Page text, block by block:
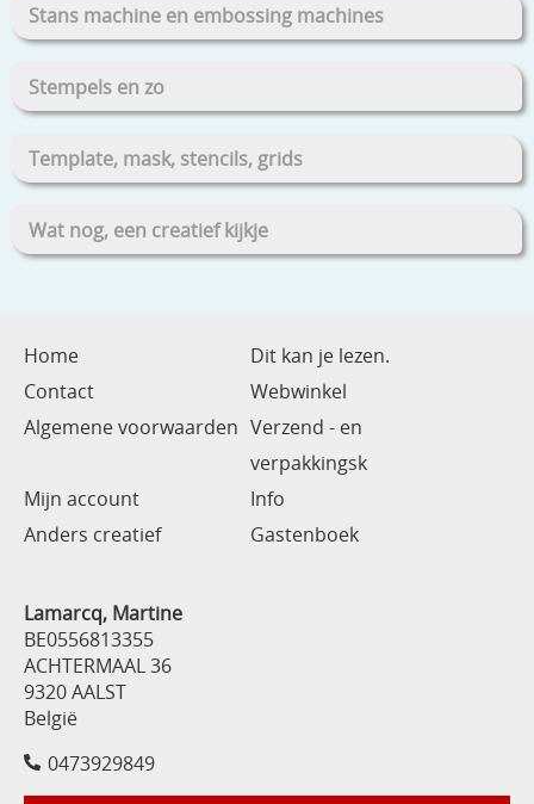
Stans machine en embossing machines
Stempels en zo
Template, mask, stencils, grids
Wat nog, een creatief kijkje
Home
Dit kan je lezen.
Contact
Webwinkel
Algemene voorwaarden Verzend - en
verpakkingsk
Mijn account
Info
Anders creatief
Gastenboek
Lamarcq, Martine
BE0556813355
ACHTERMAAL 36
9320 AALST
België
0473929849